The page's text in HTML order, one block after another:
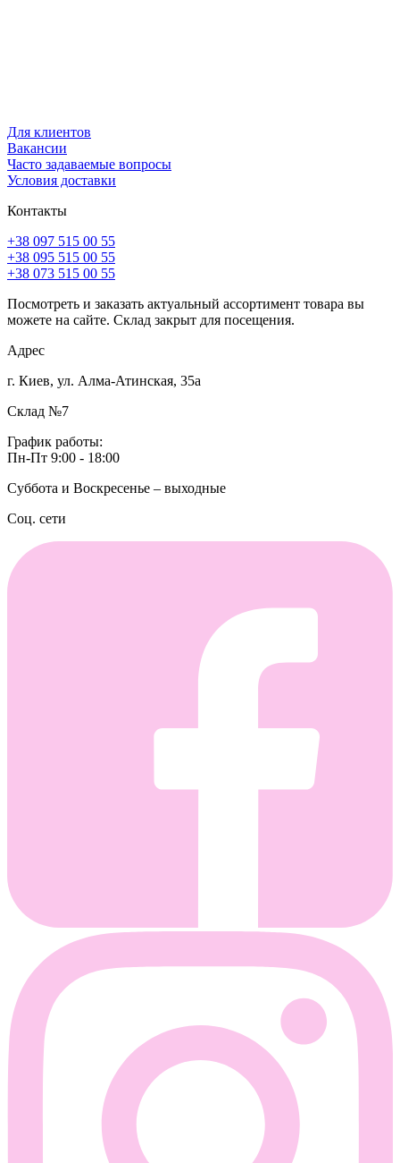
Для клиентов
Вакансии
Часто задаваемые вопросы
Условия доставки
Контакты
+38 097 515 00 55
+38 095 515 00 55
+38 073 515 00 55
Посмотреть и заказать актуальный ассортимент товара вы
можете на сайте. Склад закрыт для посещения.
Адрес
г. Киев, ул. Алма-Атинская, 35а
Склад №7
График работы:
Пн-Пт 9:00 - 18:00
Суббота и Воскресенье – выходные
Соц. сети